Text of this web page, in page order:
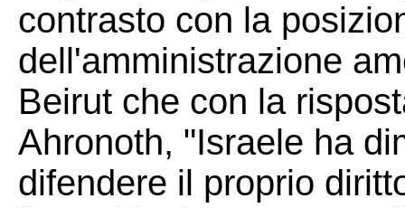
contrasto con la
dell'amministrazione
Beirut che con la
Ahronoth, "Israele ha
difendere il proprio